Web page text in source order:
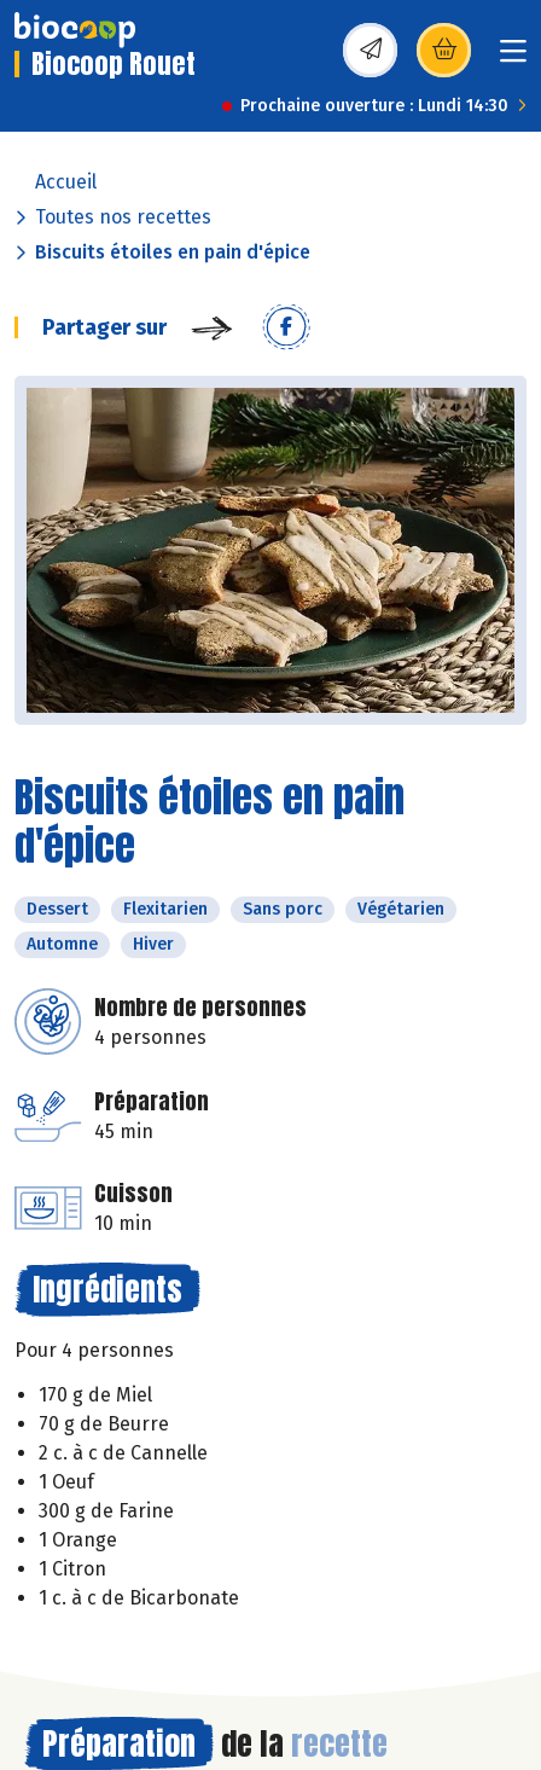
Biocoop Rouet (s’ouvre dans une
Prochaine ouverture : Lundi 14:30
Accueil
Toutes nos recettes
Biscuits étoiles en pain d'épice
Partager sur
Biscuits étoiles en pain
d'épice
Dessert Flexitarien Sans porc
Végétarien
Automne
Hiver
Nombre de personnes
4 personnes
Préparation
45 min
Cuisson
10 min
Ingrédients
Pour 4 personnes
170 g de Miel
70 g de Beurre
2 c. à c de Cannelle
1 Oeuf
300 g de Farine
1 Orange
1 Citron
1 c. à c de Bicarbonate
Préparation de la recette